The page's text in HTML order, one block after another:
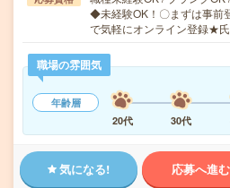
◆未経験OK！〇まずは事前
で気軽にオンライン登録★
職場の雰囲気
年齢層
20代
30代
気になる! 応募へ進む